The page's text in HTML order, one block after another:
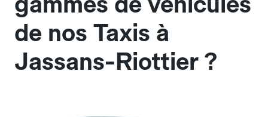
de nos Taxis à
Jassans-Riottier ?